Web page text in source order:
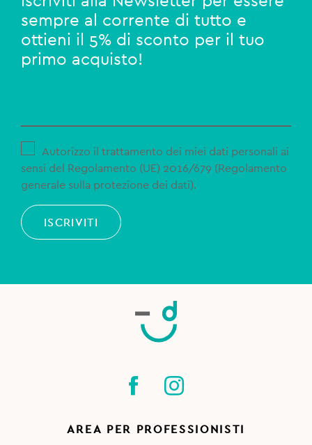
sempre al corrente di tutto e
ottieni il 5% di sconto per il tuo
primo acquisto!
Autorizzo il trattamento dei miei dati personali ai
sensi del Regolamento (UE) 2016/679 (Regolamento
generale sulla protezione dei dati).
ISCRIVITI
AREA PER PROFESSIONISTI